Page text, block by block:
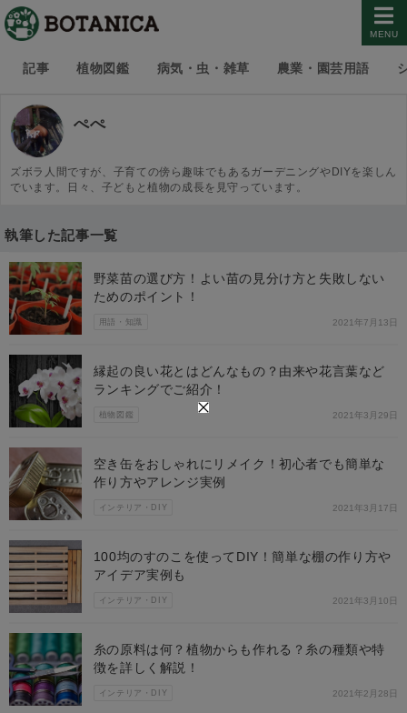
MENU
記事 植物図鑑 病気・虫・雑草 農業・園芸用語
ぺぺ
ズボラ人間ですが、子育ての傍ら趣味でもあるガーデニングやDIYを楽しん
でいます。日々、子どもと植物の成長を見守っています。
執筆した記事一覧
用語・知識
野菜苗の選び方！よい苗の見分け方と失敗しない
ためのポイント！
2021年7月13日
植物図鑑
縁起の良い花とはどんなもの？由来や花言葉など
ランキングでご紹介！
2021年3月29日
インテリア・DIY
空き缶をおしゃれにリメイク！初心者でも簡単な
作り方やアレンジ実例
2021年3月17日
インテリア・DIY
100均のすのこを使ってDIY！簡単な棚の作り方や
アイデア実例も
2021年3月10日
インテリア・DIY
糸の原料は何？植物からも作れる？糸の種類や特
徴を詳しく解説！
2021年2月28日